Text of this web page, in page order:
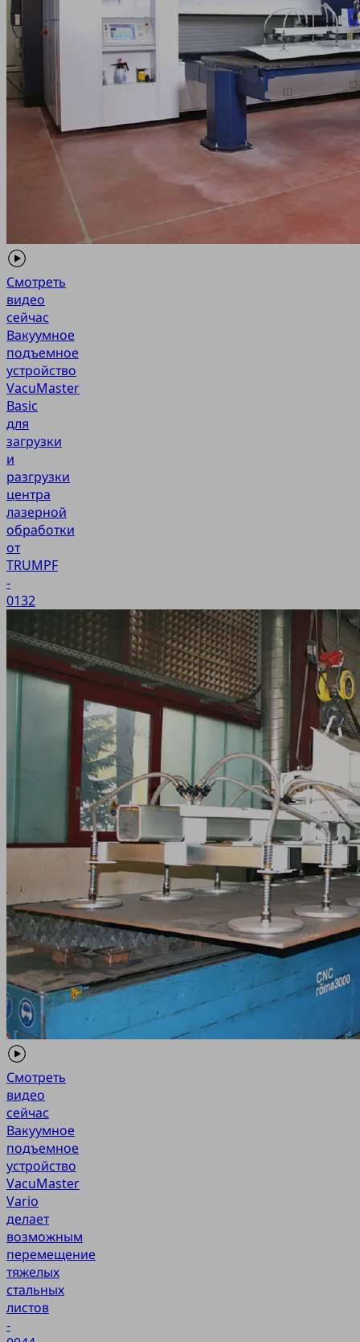
Смотреть
видео
сейчас
Вакуумное
подъемное
устройство
VacuMaster
Basic
для
загрузки
и
разгрузки
центра
лазерной
обработки
от
TRUMPF
-
0132
Смотреть
видео
сейчас
Вакуумное
подъемное
устройство
VacuMaster
Vario
делает
возможным
перемещение
тяжелых
стальных
листов
-